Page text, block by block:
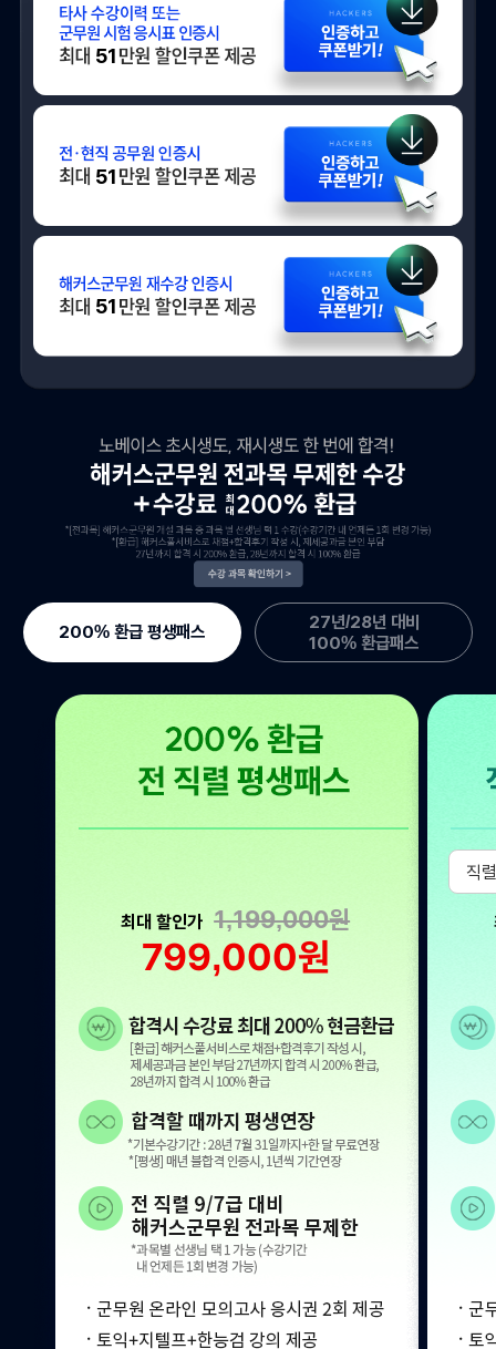
타사 수강이력 인증시
51
전/현직 공무원 인증시
51
해커스군무원 재수강 인증시
51
200% 환급 평생패스
27년/28년 대비
100% 환급패스
최대 할인가 1,199,000원
799,000원